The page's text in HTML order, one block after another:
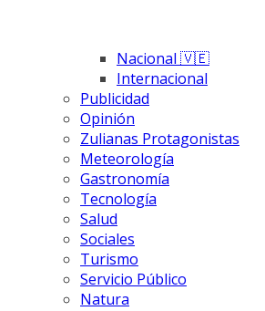
Nacional 🇻🇪
Internacional
Publicidad
Opinión
Zulianas Protagonistas
Meteorología
Gastronomía
Tecnología
Salud
Sociales
Turismo
Servicio Público
Natura